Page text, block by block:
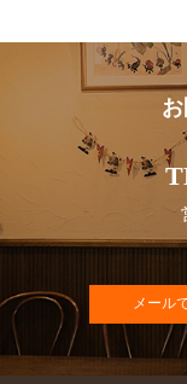
メール